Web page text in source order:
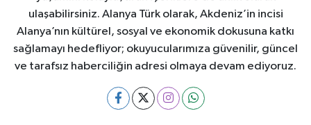
ulaşabilirsiniz. Alanya Türk olarak, Akdeniz’in incisi
Alanya’nın kültürel, sosyal ve ekonomik dokusuna katkı
sağlamayı hedefliyor; okuyucularımıza güvenilir, güncel
ve tarafsız haberciliğin adresi olmaya devam ediyoruz.